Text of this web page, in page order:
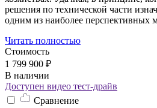
решения по технической части
одним из наиболее перспективных
Читать полностью
Стоимость
1 799 900 ₽
В наличии
Доступен видео тест-драйв
Сравнение